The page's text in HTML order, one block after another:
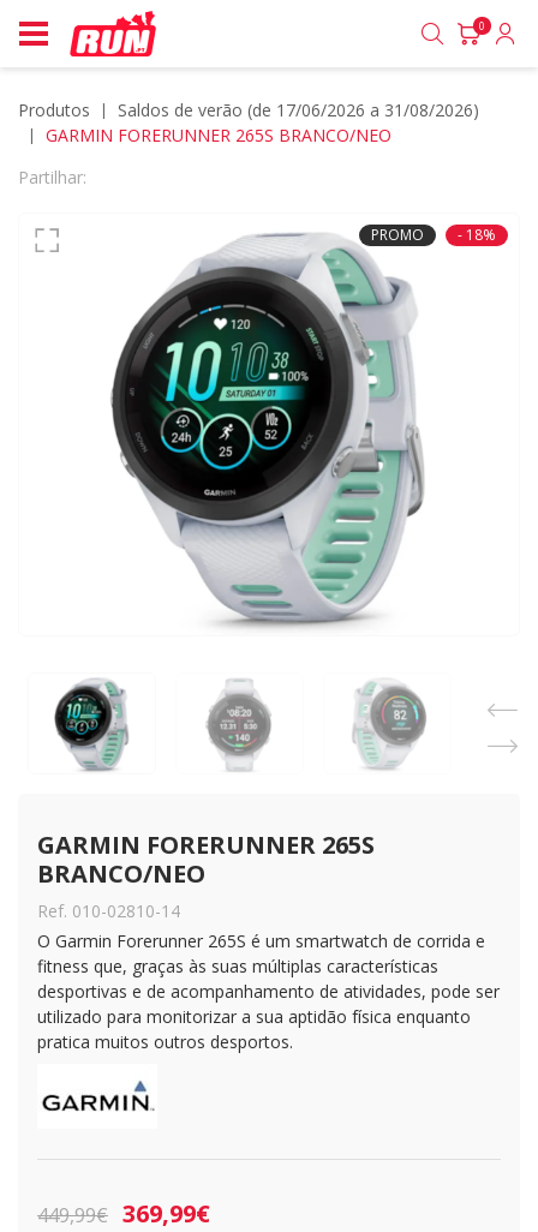
0
Produtos
saldos de verão (de 17/06/2026 a 31/08/2026)
GARMIN FORERUNNER 265S BRANCO/NEO
Partilhar:
PROMO - 18%
GARMIN FORERUNNER 265S
BRANCO/NEO
Ref. 010-02810-14
O Garmin Forerunner 265S é um smartwatch de corrida e
fitness que, graças às suas múltiplas características
desportivas e de acompanhamento de atividades, pode ser
utilizado para monitorizar a sua aptidão física enquanto
pratica muitos outros desportos.
449,99€ 369,99€